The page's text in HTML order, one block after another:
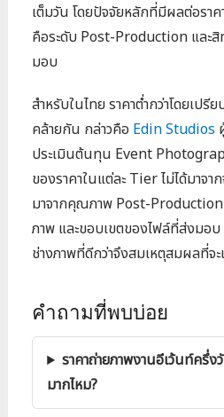
เต็มวัน โดยปัจจัยหลักที่มีผลต่อราค
คือระดับ Post-Production และสิ
มอบ
สำหรับในไทย ราคาต่ำกว่าโดยเปรี
คล้ายกัน กล่าวคือ Edin Studios
ประเมินต้นทุน Event
ของราคาในแต่ละ Tier ไม่ได้มาจ
มาจากคุณภาพ Post-
ภาพ และขอบเขตของไฟล์ที่ส่งมอ
ช่างภาพที่ดีกว่าจึงสมเหตุสมผลที่จ
คำถามที่พบบ่อย
ราคาถ่ายภาพงานอีเว้นท์ครึ่
มากไหม?